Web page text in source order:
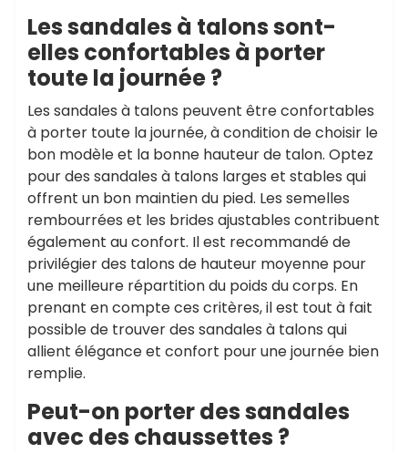
Les sandales à talons sont-
elles confortables à porter
toute la journée ?
Les sandales à talons peuvent être confortables
à porter toute la journée, à condition de choisir le
bon modèle et la bonne hauteur de talon. Optez
pour des sandales à talons larges et stables qui
offrent un bon maintien du pied. Les semelles
rembourrées et les brides ajustables contribuent
également au confort. Il est recommandé de
privilégier des talons de hauteur moyenne pour
une meilleure répartition du poids du corps. En
prenant en compte ces critères, il est tout à fait
possible de trouver des sandales à talons qui
allient élégance et confort pour une journée bien
remplie.
Peut-on porter des sandales
avec des chaussettes ?